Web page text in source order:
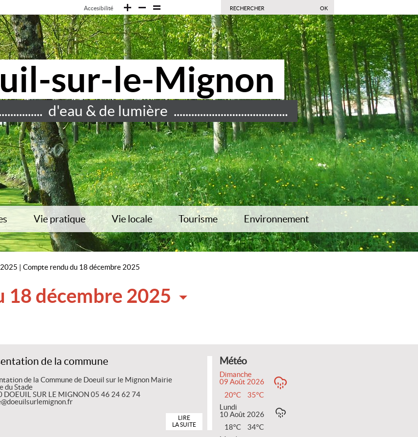
Accesibilité
Vie pratique
Horaires Mairie / Agence Postale
N° pratique
Cimetière
Gendarmerie
Vie locale
Associations
Manifestations
Tourisme
Hébergements
Randonnées
Environnement
Biodiversité
Inventaire Zone Humide
sur-le-Mignon
d'eau & de lumière .......................................
2025 | Compte rendu du 18 décembre 2025
18 décembre 2025
de la commune
de la Commune de Doeuil sur le Mignon Mairie
du Stade
DOEUIL SUR LE MIGNON 05 46 24 62 74
LIRE
LA SUITE
Météo
Dimanche
09 Août 2026
20°C
35°C
Lundi
10 Août 2026
18°C
34°C